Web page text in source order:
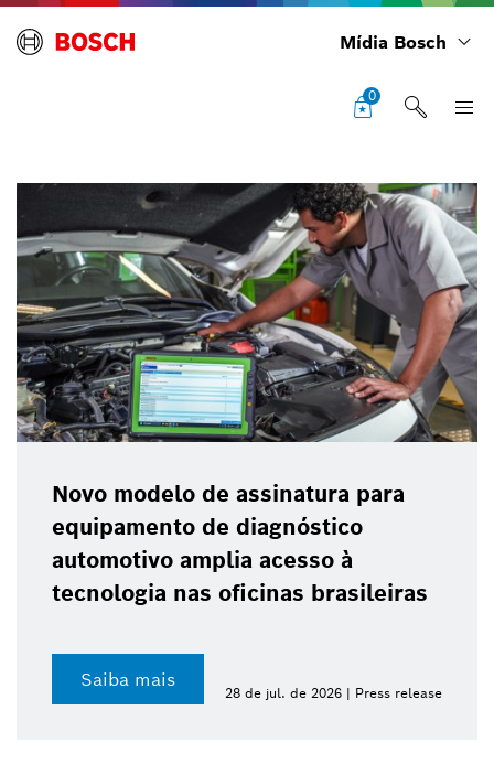
Mídia Bosch
0
Novo modelo de assinatura para
equipamento de diagnóstico
automotivo amplia acesso à
tecnologia nas oficinas brasileiras
Saiba mais
28 de jul. de 2026 | Press release